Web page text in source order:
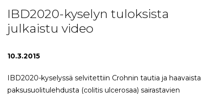
IBD2020-kyselyn tuloksista
julkaistu video
10.3.2015
IBD2020-kyselyssä selvitettiin Crohnin tautia ja haavaista
paksusuolitulehdusta (colitis ulcerosaa) sairastavien